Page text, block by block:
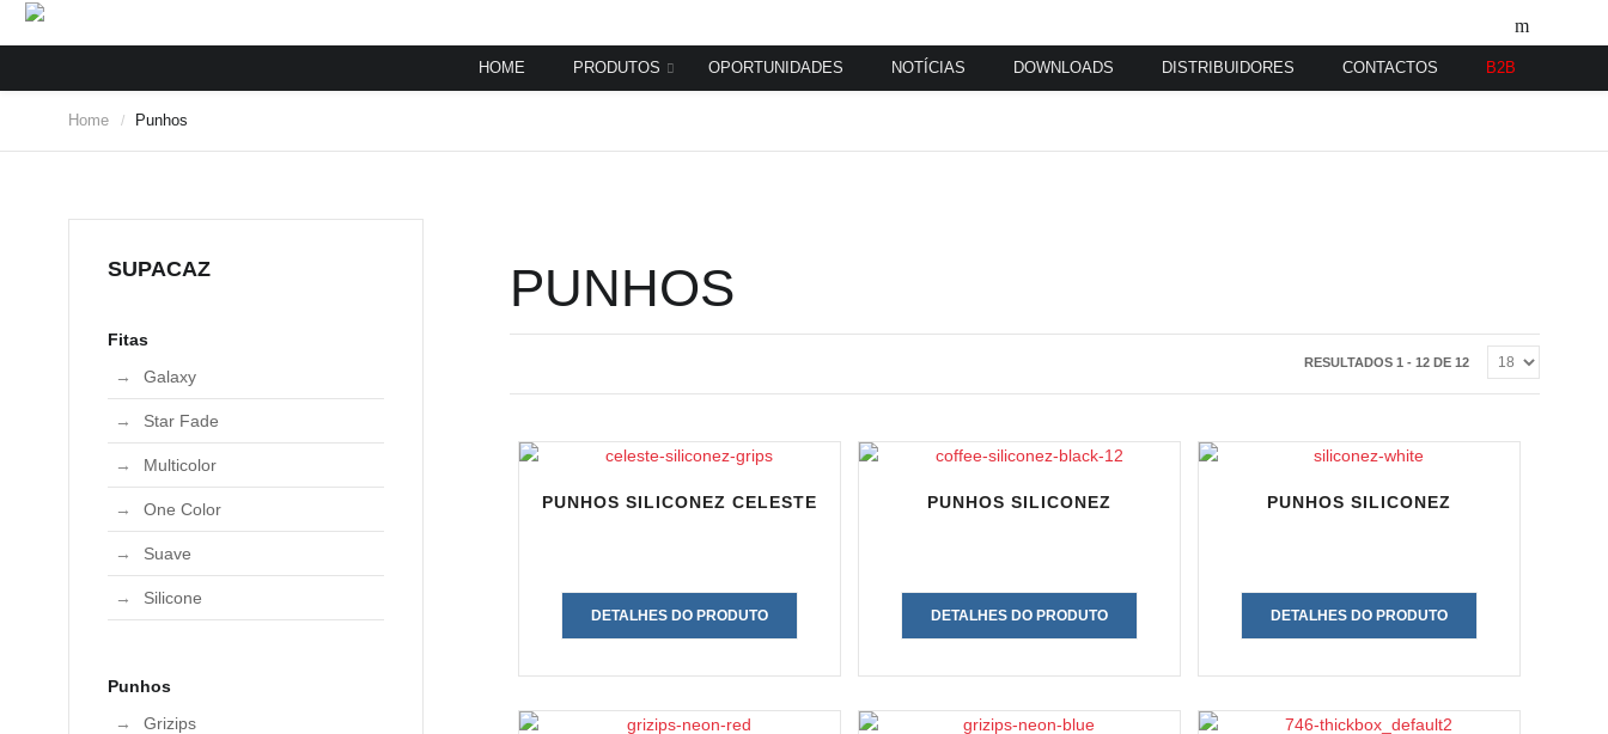
HOME PRODUTOS OPORTUNIDADES NOTÍCIAS DOWNLOADS DISTRIBUIDORES CONTACTOS B2B
Home / Punhos
PUNHOS
RESULTADOS 1 - 12 DE 12
PUNHOS SILICONEZ CELESTE
DETALHES DO PRODUTO
PUNHOS SILICONEZ
DETALHES DO PRODUTO
PUNHOS SILICONEZ
DETALHES DO PRODUTO
SUPACAZ
Fitas
Galaxy
Star Fade
Multicolor
One Color
Suave
Silicone
Punhos
Grizips